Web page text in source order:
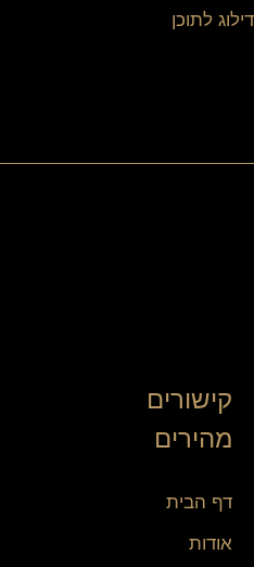
דילוג לתוכן
דילוג
קישורים
מהירים
דף הבית
אודות